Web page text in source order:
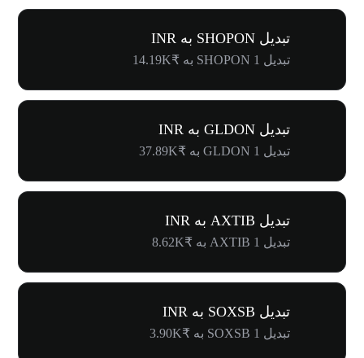
تبدیل SHOPON به INR
تبدیل 1 SHOPON به ₹14.19K
تبدیل GLDON به INR
تبدیل 1 GLDON به ₹37.89K
تبدیل AXTIB به INR
تبدیل 1 AXTIB به ₹8.62K
تبدیل SOXSB به INR
تبدیل 1 SOXSB به ₹3.90K